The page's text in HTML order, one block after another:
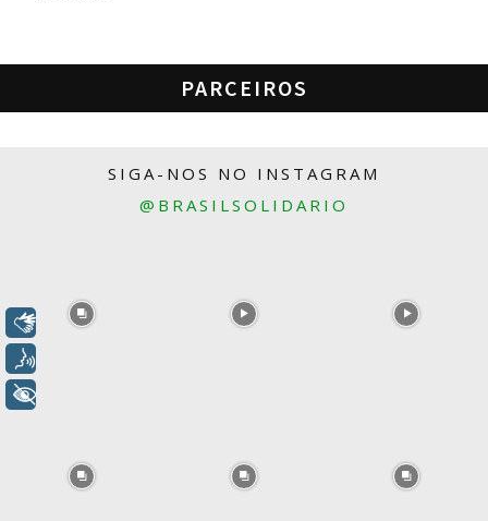
PARCEIROS
SIGA-NOS NO INSTAGRAM
@BRASILSOLIDARIO
Libras